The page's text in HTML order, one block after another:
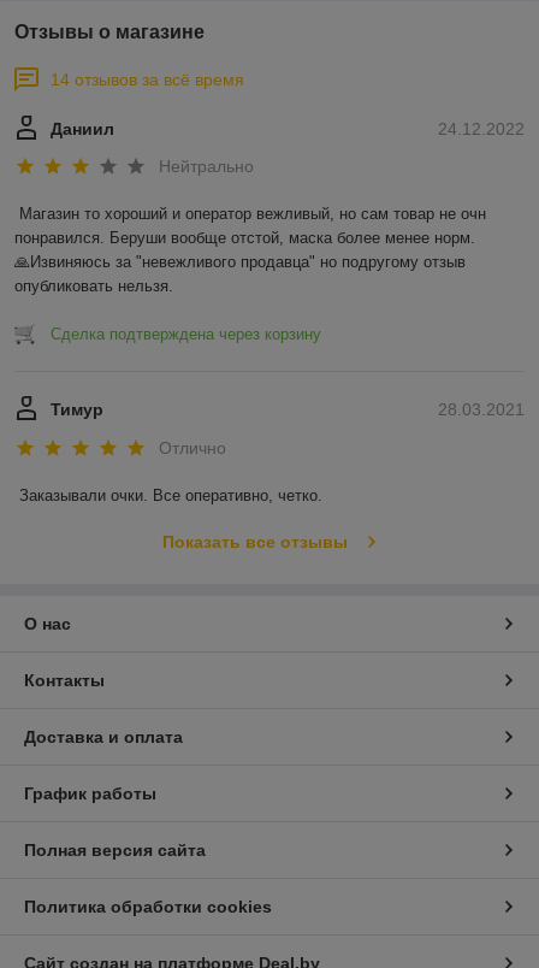
Отзывы о магазине
14 отзывов за всё время
24.12.2022
Даниил
Нейтрально
Магазин то хороший и оператор вежливый, но сам товар не очн
понравился. Беруши вообще отстой, маска более менее норм.
🙏Извиняюсь за "невежливого продавца" но подругому отзыв
опубликовать нельзя.
Сделка подтверждена через корзину
28.03.2021
Тимур
Отлично
Заказывали очки. Все оперативно, четко.
Показать все отзывы
О нас
Контакты
Доставка и оплата
График работы
Полная версия сайта
Политика обработки cookies
Сайт создан на платформе Deal.by